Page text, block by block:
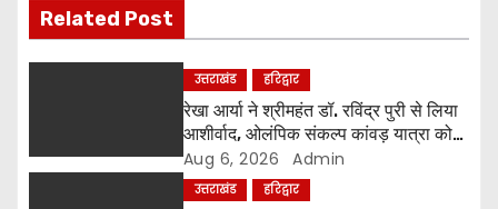
g
a
i
Related Post
उत्तराखंड हरिद्वार
रेखा आर्या ने श्रीमहंत डॉ. रविंद्र पुरी से लिया
आशीर्वाद, ओलंपिक संकल्प कांवड़ यात्रा को
मिला संतों का समर्थन
Aug 6, 2026 Admin
उत्तराखंड हरिद्वार